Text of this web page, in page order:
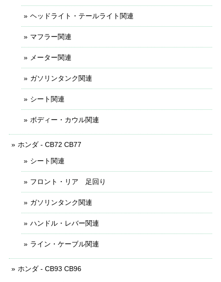
ヘッドライト・テールライト関連
マフラー関連
メーター関連
ガソリンタンク関連
シート関連
ボディー・カウル関連
ホンダ - CB72 CB77
シート関連
フロント・リア 足回り
ガソリンタンク関連
ハンドル・レバー関連
ライン・ケーブル関連
ホンダ - CB93 CB96